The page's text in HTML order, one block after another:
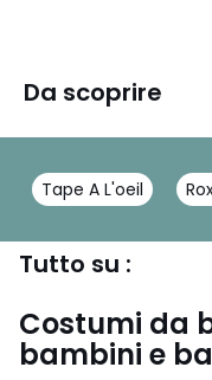
Da scoprire
Tape A L'oeil
Tutto su :
Costumi da
bambini e